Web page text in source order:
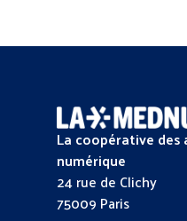
La coopérative
numérique
24 rue de Clichy
75009 Paris